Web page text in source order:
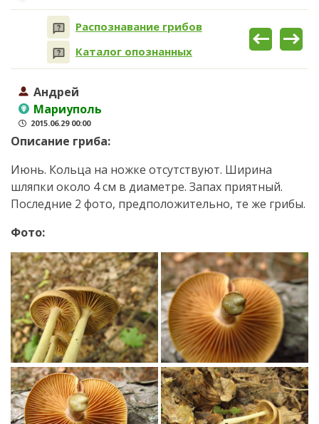
Распознавание грибов
Каталог опознанных
Андрей
Мариуполь
2015.06.29 00:00
Описание гриба:
Июнь. Кольца на ножке отсутствуют. Ширина
шляпки около 4 см в диаметре. Запах приятный.
Последние 2 фото, предположительно, те же грибы.
Фото: